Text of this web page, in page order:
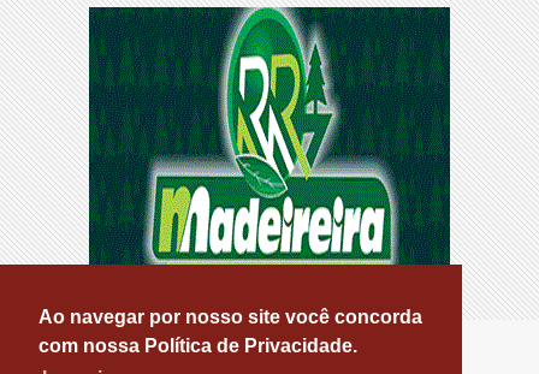
Ao navegar por nosso site você concorda
com nossa Política de Privacidade.